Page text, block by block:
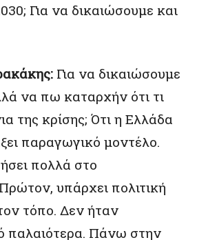
Για να δικαιώσουμε και
Για να δικαιώσουμε
να πω καταρχήν ότι τι
της κρίσης; Ότι η Ελλάδα
παραγωγικό μοντέλο.
πολλά στο
υπάρχει πολιτική
τόπο. Δεν ήταν
παλαιότερα. Πάνω στην